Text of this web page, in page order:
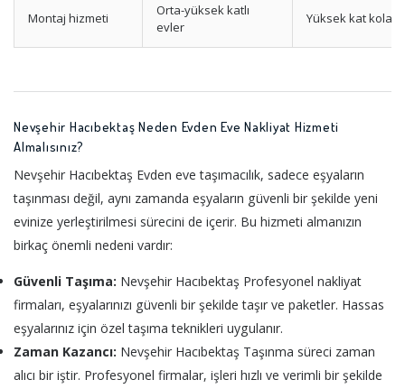
Montaj hizmeti
Orta-yüksek katlı
evler
Yüksek kat
Nevşehir Hacıbektaş Neden Evden Eve Nakliyat Hizmeti
Almalısınız?
Nevşehir Hacıbektaş Evden eve taşımacılık, sadece eşyaların
taşınması değil, aynı zamanda eşyaların güvenli bir şekilde yeni
evinize yerleştirilmesi sürecini de içerir. Bu hizmeti almanızın
birkaç önemli nedeni vardır:
Güvenli Taşıma: Nevşehir Hacıbektaş Profesyonel nakliyat
firmaları, eşyalarınızı güvenli bir şekilde taşır ve paketler. Hassas
eşyalarınız için özel taşıma teknikleri uygulanır.
Zaman Kazancı: Nevşehir Hacıbektaş Taşınma süreci zaman
alıcı bir iştir. Profesyonel firmalar, işleri hızlı ve verimli bir şekilde